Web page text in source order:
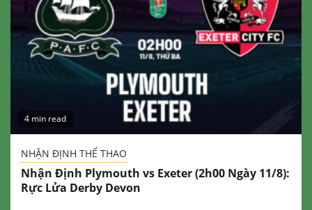
4 min read
NHẬN ĐỊNH THỂ THAO
Nhận Định Plymouth vs Exeter (2h00 Ngày 11/8):
Rực Lửa Derby Devon